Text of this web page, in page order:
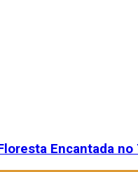
Encantada